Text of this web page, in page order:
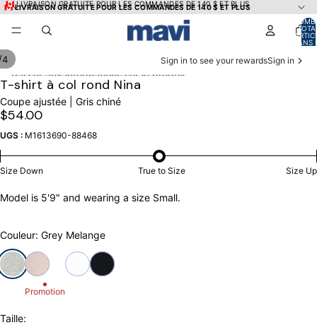
🇨🇦 LIVRAISON GRATUITE POUR LES COMMANDES DE 140 $ ET PLUS
🇨🇦 LIVRAISON GRATUITE POUR LES COMMANDES DE 140 $ ET PLUS
DANS
Sign in to see your rewardsSign in
Passer aux informations sur le produit
4
OUVRIR
L’IMAGE
EN
PLEIN
ÉCRAN
OUVRIR
L’IMAGE
EN
PLEIN
ÉCRAN
OUVRIR
L’IMAGE
EN
PLEIN
ÉCRAN
OUVRIR
L’IMAGE
EN
PLEIN
ÉCRAN
T-shirt à col rond Nina
Coupe ajustée | Gris chiné
$54.00
UGS : M1613690-88468
Size Down True to Size Size Up
Model is 5'9" and wearing a size Small.
Couleur: Grey Melange
Promotion
Taille: